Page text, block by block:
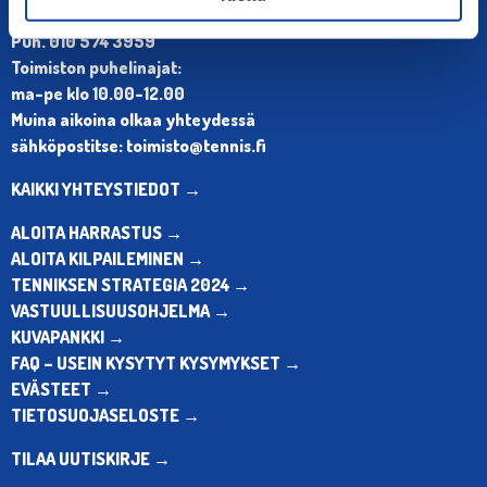
Olympiastadion, Paavo Nurmen tie 1, 00250 Helsinki
Puh. 010 574 3959
Toimiston puhelinajat:
ma-pe klo 10.00-12.00
Muina aikoina olkaa yhteydessä
sähköpostitse: toimisto@tennis.fi
KAIKKI YHTEYSTIEDOT →
ALOITA HARRASTUS →
ALOITA KILPAILEMINEN →
TENNIKSEN STRATEGIA 2024 →
VASTUULLISUUSOHJELMA →
KUVAPANKKI →
FAQ – USEIN KYSYTYT KYSYMYKSET →
EVÄSTEET →
TIETOSUOJASELOSTE →
TILAA UUTISKIRJE →